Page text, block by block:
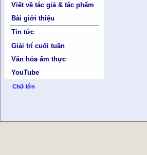
Viết về tác giả & tác phẩm
Bài giới thiệu
Tin tức
Giải trí cuối tuần
Văn hóa ẩm thực
YouTube
Chữ lớn